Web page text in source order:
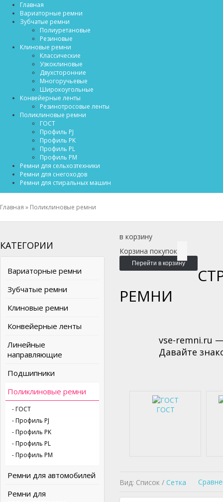
Главная
Вариаторные ремни
Зубчатые ремни
Полиуретановые
Резиновые
Клиновые ремни
Классические
Узкоклиновые
Двухсторонние
Многоручьевые
Широкоугольные
Конвейерные ленты
Резинотросовые ленты
Поликлиновые ремни
ГОСТ
Профиль PJ
Профиль PK
Профиль PL
Профиль PM
Ремни для сельхозтехники
Ремни для снегоходов
Ремни для стиральных машин
Главная » Поликлиновые ремни
КАТЕГОРИИ
Вариаторные ремни
Зубчатые ремни
Клиновые ремни
Конвейерные ленты
Линейные
направляющие
Подшипники
Поликлиновые ремни
- ГОСТ
- Профиль PJ
- Профиль PK
- Профиль PL
- Профиль PM
Ремни для автомобилей
Ремни для
в корзину
Корзина покупок
Перейти в корзину
РЕМНИ
vse-remni.ru
Давайте
ГОСТ
Вид: Список / Сетка